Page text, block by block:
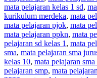
mata pelajaran kelas 1 sd,
kurikulum merdeka, mata
mata pelajaran pjok, mata
mata pelajaran ppkn, mata
pelajaran sd kelas 1 , mata
sma, mata pelajaran sma
kelas 10, mata pelajaran
pelajaran smp, mata